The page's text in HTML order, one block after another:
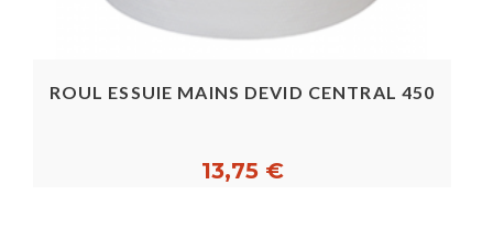
ROUL ESSUIE MAINS DEVID CENTRAL 450
13,75 €